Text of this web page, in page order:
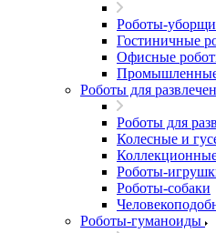
Роботы-
Гостиничные
Офисные
Роботы для
Роботы для
Колесные и
Роботы-
Роботы-собаки
Роботы-гуманоиды